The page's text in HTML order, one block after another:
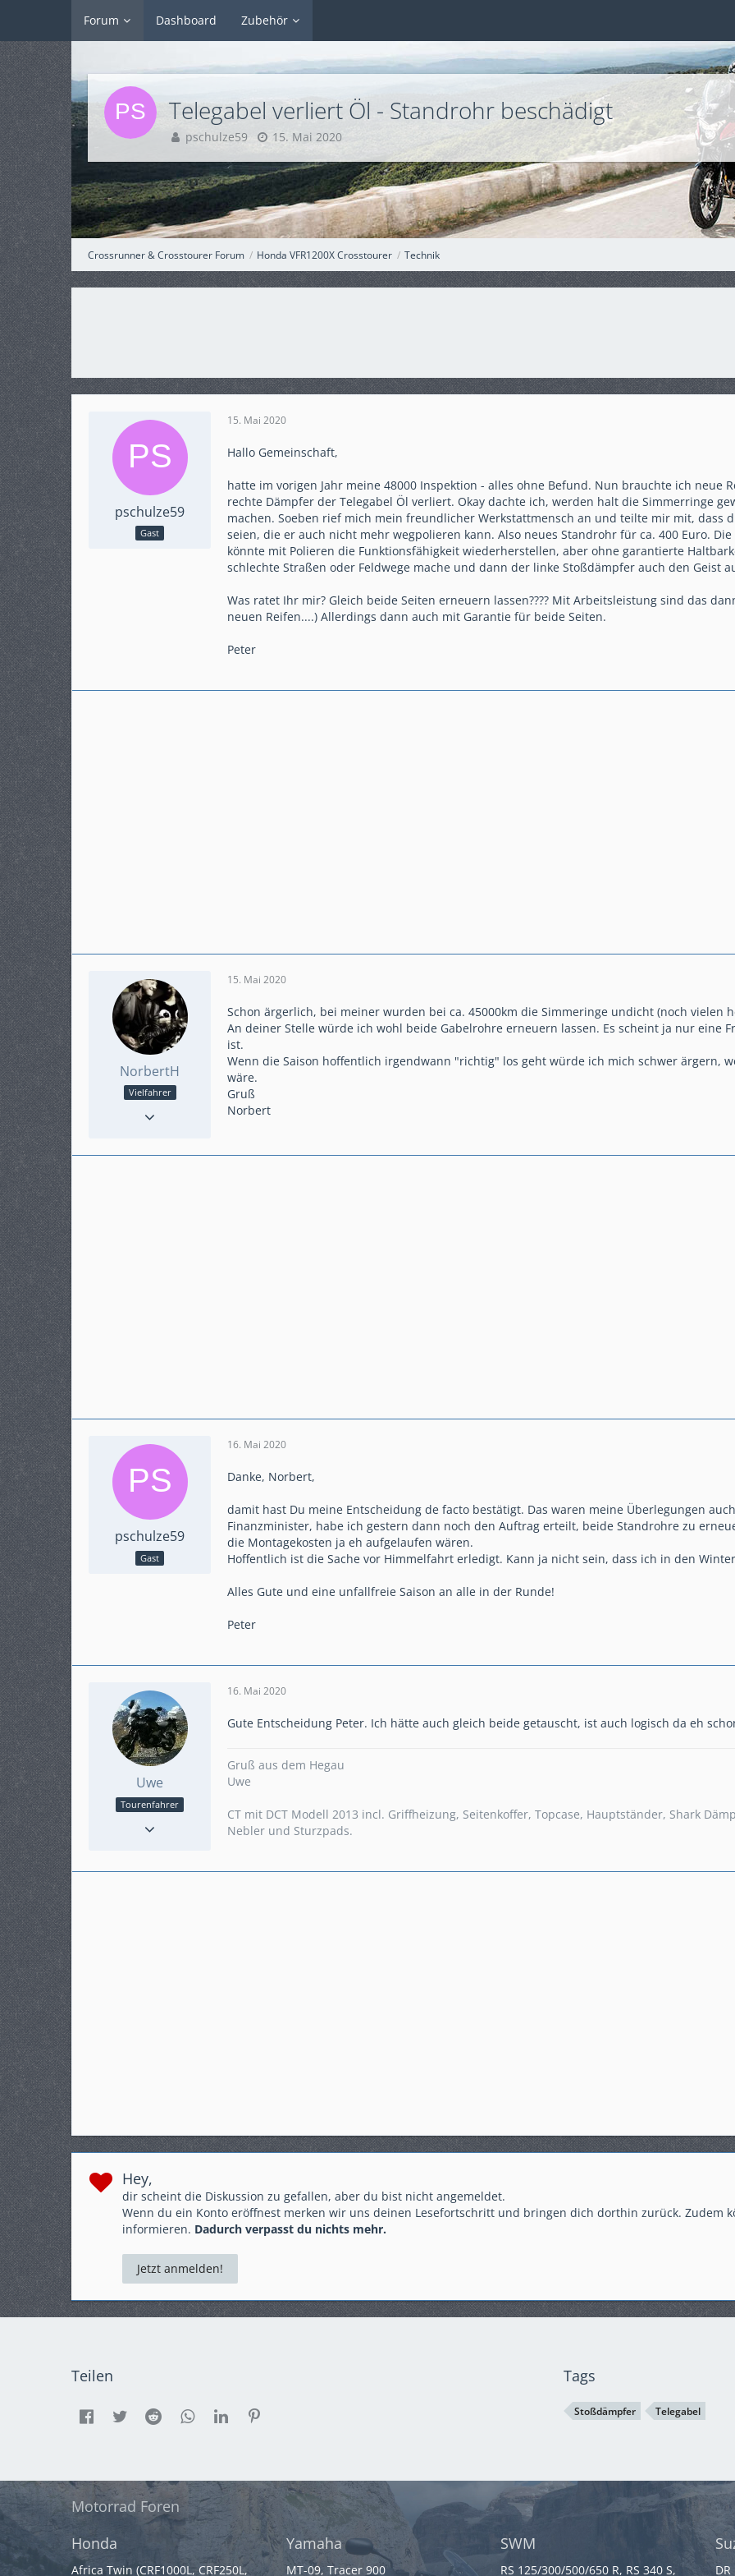
Forum Dashboard Zubehör
Crossrunner & Crosstourer Forum Honda VFR1200X Crosstourer Technik
Telegabel verliert Öl - Standrohr beschädigt
pschulze59 15. Mai 2020
pschulze59
Gast
15. Mai 2020
Hallo Gemeinschaft,
hatte im vorigen Jahr meine 48000 Inspektion - alles ohne Befund. Nun brauchte ich neue
rechte Dämpfer der Telegabel Öl verliert. Okay dachte ich, werden halt die Simmerringe
machen. Soeben rief mich mein freundlicher Werkstattmensch an und teilte mir mit, dass
seien, die er auch nicht mehr wegpolieren kann. Also neues Standrohr für ca. 400 Euro.
könnte mit Polieren die Funktionsfähigkeit wiederherstellen, aber ohne garantierte
schlechte Straßen oder Feldwege mache und dann der linke Stoßdämpfer auch den Geist
Was ratet Ihr mir? Gleich beide Seiten erneuern lassen???? Mit Arbeitsleistung sind das
neuen Reifen....) Allerdings dann auch mit Garantie für beide Seiten.
Peter
NorbertH
Vielfahrer
15. Mai 2020
Schon ärgerlich, bei meiner wurden bei ca. 45000km die Simmeringe undicht (noch vielen
An deiner Stelle würde ich wohl beide Gabelrohre erneuern lassen. Es scheint ja nur eine
ist.
Wenn die Saison hoffentlich irgendwann "richtig" los geht würde ich mich schwer ärgern,
wäre.
Gruß
Norbert
pschulze59
Gast
16. Mai 2020
Danke, Norbert,
damit hast Du meine Entscheidung de facto bestätigt. Das waren meine Überlegungen
Finanzminister, habe ich gestern dann noch den Auftrag erteilt, beide Standrohre zu
die Montagekosten ja eh aufgelaufen wären.
Hoffentlich ist die Sache vor Himmelfahrt erledigt. Kann ja nicht sein, dass ich in den
Alles Gute und eine unfallfreie Saison an alle in der Runde!
Peter
Uwe
Tourenfahrer
Karteneintrag
ja
16. Mai 2020
Gute Entscheidung Peter. Ich hätte auch gleich beide getauscht, ist auch logisch da eh
Gruß aus dem Hegau
Uwe
CT mit DCT Modell 2013 incl. Griffheizung, Seitenkoffer, Topcase, Hauptständer, Shark
Nebler und Sturzpads.
Hey,
dir scheint die Diskussion zu gefallen, aber du bist nicht angemeldet.
Wenn du ein Konto eröffnest merken wir uns deinen Lesefortschritt und bringen dich dorthin zurück. Zudem
informieren. Dadurch verpasst du nichts mehr.
Jetzt anmelden!
Teilen Tags
Stoßdämpfer Telegabel
Motorrad Foren
Honda
Africa Twin (CRF1000L, CRF250L,
Yamaha
MT-09, Tracer 900
SWM
RS 125/300/500/650 R, RS 340 S, DR